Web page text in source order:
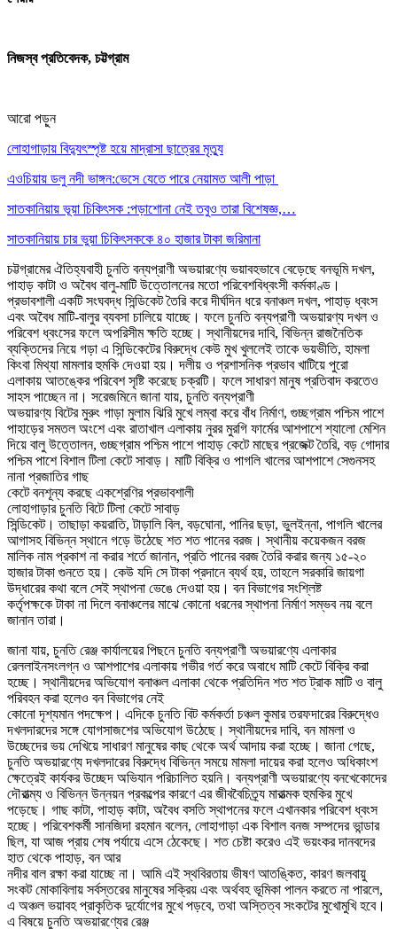
নিজস্ব প্রতিবেদক, চট্টগ্রাম
আরো পড়ুন
লোহাগাড়ায় বিদ্যুৎস্পৃষ্ট হয়ে মাদ্রাসা ছাত্রের মৃত্যু
এওচিয়ায় ডলু নদী ভাঙ্গন:ভেসে যেতে পারে নেয়ামত আলী পাড়া
সাতকানিয়ায় ভূয়া চিকিৎসক :পড়াশোনা নেই তবুও তারা বিশেষজ্ঞ,…
সাতকানিয়ায় চার ভুয়া চিকিৎসককে ৪০ হাজার টাকা জরিমানা
চট্টগ্রামের ঐতিহ্যবাহী চুনতি বন্যপ্রাণী অভয়ারণ্যে ভয়াবহভাবে বেড়েছে বনভূমি দখল,
পাহাড় কাটা ও অবৈধ বালু-মাটি উত্তোলনের মতো পরিবেশবিধ্বংসী কর্মকাণ্ড।
প্রভাবশালী একটি সংঘবদ্ধ সিন্ডিকেট তৈরি করে দীর্ঘদিন ধরে বনাঞ্চল দখল, পাহাড় ধ্বংস
এবং অবৈধ মাটি-বালুর ব্যবসা চালিয়ে যাচ্ছে। ফলে চুনতি বন্যপ্রাণী অভয়ারণ্য দখল ও
পরিবেশ ধ্বংসের ফলে অপরিসীম ক্ষতি হচ্ছে। স্থানীয়দের দাবি, বিভিন্ন রাজনৈতিক
ব্যক্তিদের নিয়ে গড়া এ সিন্ডিকেটের বিরুদ্ধে কেউ মুখ খুললেই তাকে ভয়ভীতি, হামলা
কিংবা মিথ্যা মামলার হুমকি দেওয়া হয়। দলীয় ও প্রশাসনিক প্রভাব খাটিয়ে পুরো
এলাকায় আতঙ্কের পরিবেশ সৃষ্টি করেছে চক্রটি। ফলে সাধারণ মানুষ প্রতিবাদ করতেও
সাহস পাচ্ছেন না। সরেজমিনে জানা যায়, চুনতি বন্যপ্রাণী
অভয়ারণ্য বিটের মুরুং গাড়া মুলাম ঝিরি মুখে লম্বা করে বাঁধ নির্মাণ, গুচ্ছগ্রাম পশ্চিম পাশে
পাহাড়ের সমতল অংশে এবং রাতাখাল এলাকায় নুরর মুরগি ফার্মের আশপাশে শ্যালো মেশিন
দিয়ে বালু উত্তোলন, গুচ্ছগ্রাম পশ্চিম পাশে পাহাড় কেটে মাছের প্রজেক্ট তৈরি, বড় গোদার
পশ্চিম পাশে বিশাল টিলা কেটে সাবাড়। মাটি বিক্রি ও পাগলি খালের আশপাশে সেগুনসহ
নানা প্রজাতির গাছ
কেটে বনশূন্য করছে একশ্রেণির প্রভাবশালী
লোহাগাড়ার চুনতি বিটে টিলা কেটে সাবাড়
সিন্ডিকেট। তাছাড়া কয়রাতি, টাড়ালি বিল, বড়ঘোনা, পানির ছড়া, ভুলইন্না, পাগলি খালের
আগাসহ বিভিন্ন স্থানে গড়ে উঠেছে শত শত পানের বরজ। স্থানীয় কয়েকজন বরজ
মালিক নাম প্রকাশ না করার শর্তে জানান, প্রতি পানের বরজ তৈরি করার জন্য ১৫-২০
হাজার টাকা গুনতে হয়। কেউ যদি সে টাকা প্রদানে ব্যর্থ হয়, তাহলে সরকারি জায়গা
উদ্ধারের কথা বলে সেই স্থাপনা ভেঙে দেওয়া হয়। বন বিভাগের সংশ্লিষ্ট
কর্তৃপক্ষকে টাকা না দিলে বনাঞ্চলের মাঝে কোনো ধরনের স্থাপনা নির্মাণ সম্ভব নয় বলে
জানান তারা।
জানা যায়, চুনতি রেঞ্জ কার্যালয়ের পিছনে চুনতি বন্যপ্রাণী অভয়ারণ্যে এলাকার
রেললাইনসংলগ্ন ও আশপাশের এলাকায় গভীর গর্ত করে অবাধে মাটি কেটে বিক্রি করা
হচ্ছে। স্থানীয়দের অভিযোগ বনাঞ্চল এলাকা থেকে প্রতিদিন শত শত ট্রাক মাটি ও বালু
পরিবহন করা হলেও বন বিভাগের নেই
কোনো দৃশ্যমান পদক্ষেপ। এদিকে চুনতি বিট কর্মকর্তা চঞ্চল কুমার তরফদারের বিরুদ্ধেও
দখলদারদের সঙ্গে যোগসাজশের অভিযোগ উঠেছে। স্থানীয়দের দাবি, বন মামলা ও
উচ্ছেদের ভয় দেখিয়ে সাধারণ মানুষের কাছ থেকে অর্থ আদায় করা হচ্ছে। জানা গেছে,
চুনতি অভয়ারণ্যে দখলদারের বিরুদ্ধে বিভিন্ন সময়ে মামলা দায়ের করা হলেও অধিকাংশ
ক্ষেত্রেই কার্যকর উচ্ছেদ অভিযান পরিচালিত হয়নি। বন্যপ্রাণী অভয়ারণ্যে বনখেকোদের
দৌরাত্ম্য ও বিভিন্ন উন্নয়ন প্রকল্পের কারণে এর জীববৈচিত্র্য মারাত্মক হুমকির মুখে
পড়েছে। গাছ কাটা, পাহাড় কাটা, অবৈধ বসতি স্থাপনের ফলে এখানকার পরিবেশ ধ্বংস
হচ্ছে। পরিবেশকর্মী সানজিদা রহমান বলেন, লোহাগাড়া এক বিশাল বনজ সম্পদের ভান্ডার
ছিল, যা আজ প্রায় শেষ পর্যায়ে এসে ঠেকেছে। শত চেষ্টা করেও এই ভয়ংকর দানবদের
হাত থেকে পাহাড়, বন আর
নদীর বাল রক্ষা করা যাচ্ছে না। আমি এই স্থবিরতায় ভীষণ আতঙ্কিত, কারণ জলবায়ু
সংকট মোকাবিলায় সর্বস্তরের মানুষের সক্রিয় এবং অর্থবহ ভূমিকা পালন করতে না পারলে,
এ অঞ্চল ভয়াবহ প্রাকৃতিক দুর্যোগের মুখে পড়বে, তথা অস্তিত্ব সংকটের মুখোমুখি হবে।
এ বিষয়ে চুনতি অভয়ারণ্যের রেঞ্জ